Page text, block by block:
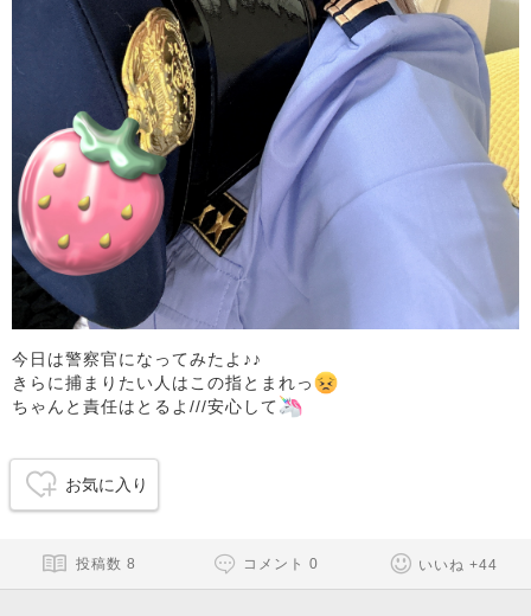
今日は警察官になってみたよ♪♪
きらに捕まりたい人はこの指とまれっ
ちゃんと責任はとるよ///安心して
お気に入り
投稿数 8 コメント 0 いいね +44